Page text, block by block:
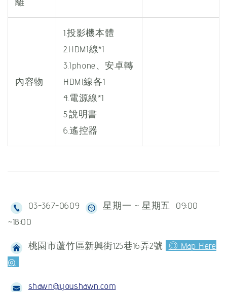
內容物
1.投影機本體
2.HDMI線*1
3.Iphone、安卓轉
HDMI線各1
4.電源線*1
5.說明書
6.遙控器
03-367-0609
星期一 ~ 星期五 09:00
~18:00
桃園市蘆竹區新興街125巷16弄2號
◎ Map Here
◎
shawn@youshawn.com